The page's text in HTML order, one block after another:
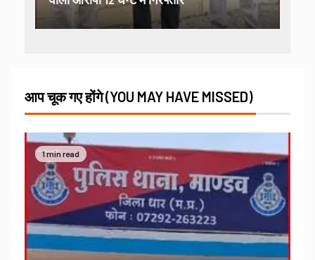
आप चूक गए होंगे (YOU MAY HAVE MISSED)
1 min read